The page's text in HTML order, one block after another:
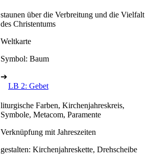
staunen über die Verbreitung und die Vielfalt
des Christentums
Weltkarte
Symbol: Baum
➔
LB 2: Gebet
liturgische Farben, Kirchenjahreskreis,
Symbole, Metacom, Paramente
Verknüpfung mit Jahreszeiten
gestalten: Kirchenjahreskette, Drehscheibe